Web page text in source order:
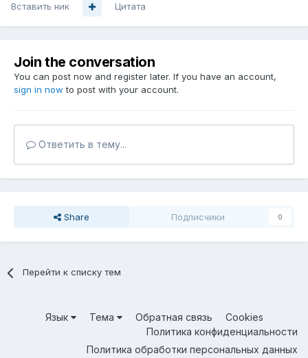
Вставить ник Цитата
Join the conversation
You can post now and register later. If you have an account,
sign in now to post with your account.
Ответить в тему...
Share Подписчики 0
Перейти к списку тем
Язык Тема Обратная связь
Cookies
Политика конфиденциальности
Политика обработки персональных данных